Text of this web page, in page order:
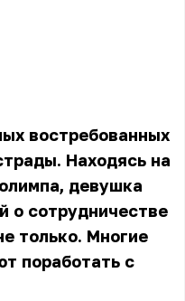
востребованных
Находясь на
девушка
о сотрудничестве
только. Многие
поработать с